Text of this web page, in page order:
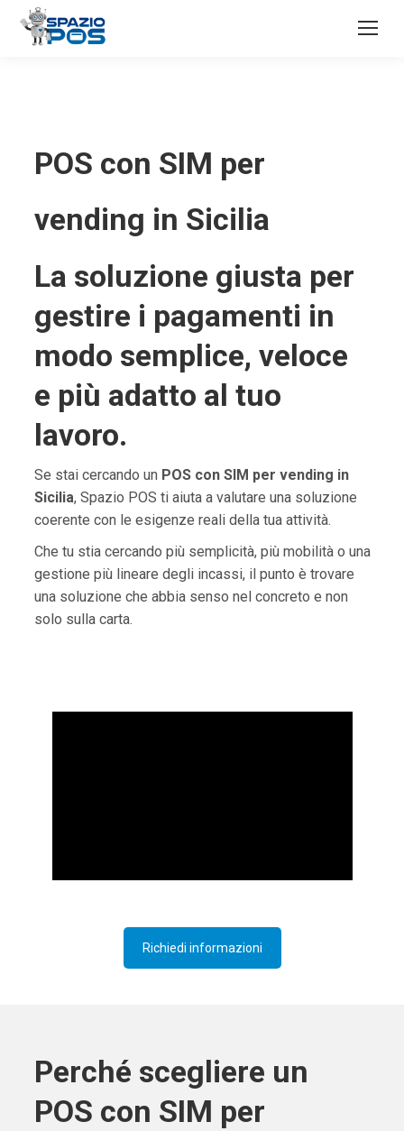
POS con SIM per
vending in Sicilia
La soluzione giusta per
gestire i pagamenti in
modo semplice, veloce
e più adatto al tuo
lavoro.
Se stai cercando un POS con SIM per vending in
Sicilia, Spazio POS ti aiuta a valutare una soluzione
coerente con le esigenze reali della tua attività.
Che tu stia cercando più semplicità, più mobilità o una
gestione più lineare degli incassi, il punto è trovare
una soluzione che abbia senso nel concreto e non
solo sulla carta.
Richiedi informazioni
Perché scegliere un
POS con SIM per